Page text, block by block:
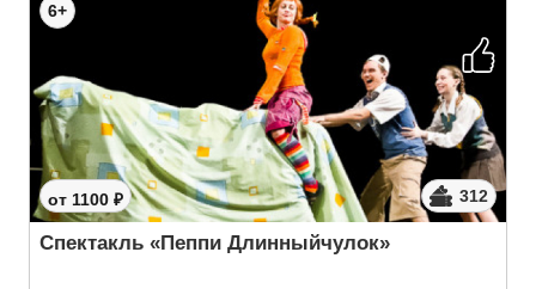
6+
от 1100 ₽ 312
Спектакль «Пеппи Длинныйчулок»